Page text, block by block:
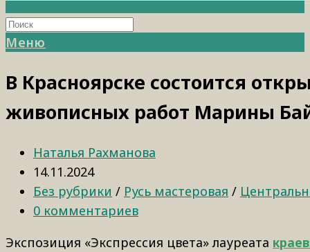
Меню
В Красноярске состоится
живописных работ Марины
Наталья Рахманова
14.11.2024
Без рубрики / Русь мастеровая /
0 комментариев
Экспозиция «Экспрессия цвета» лауреата